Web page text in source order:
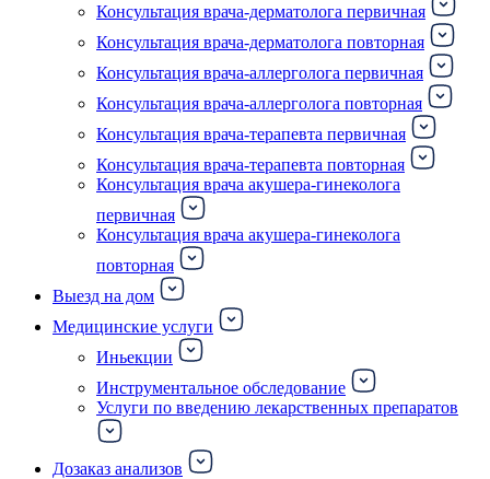
Консультация врача-дерматолога первичная
Консультация врача-дерматолога повторная
Консультация врача-аллерголога первичная
Консультация врача-аллерголога повторная
Консультация врача-терапевта первичная
Консультация врача-терапевта повторная
Консультация врача акушера-гинеколога
первичная
Консультация врача акушера-гинеколога
повторная
Выезд на дом
Медицинские услуги
Иньекции
Инструментальное обследование
Услуги по введению лекарственных препаратов
Дозаказ анализов